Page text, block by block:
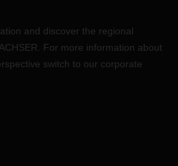
and discover the regional
For more information about
switch to our corporate